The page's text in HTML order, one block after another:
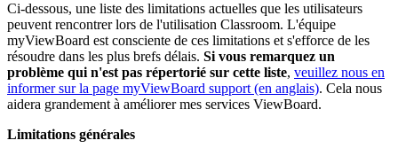
Ci-dessous, une liste des limitations actuelles que les utilisateurs
peuvent rencontrer lors de l'utilisation Classroom. L'équipe
myViewBoard est consciente de ces limitations et s'efforce de les
résoudre dans les plus brefs délais. Si vous remarquez un
problème qui n'est pas répertorié sur cette liste, veuillez nous en
informer sur la page myViewBoard support (en anglais). Cela nous
aidera grandement à améliorer mes services ViewBoard.
Limitations générales